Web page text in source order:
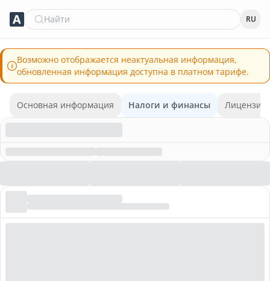
Найти RU
Возможно отображается неактуальная информация,
обновленная информация доступна в платном тарифе.
Основная информация Налоги и финансы Лицензии